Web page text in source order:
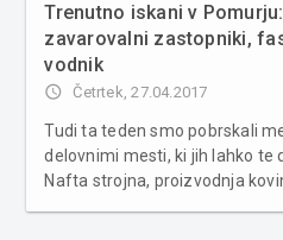
Trenutno iskani v
zavarovalni zastopniki,
vodnik
access_time Četrtek, 27.04.2017
Tudi ta teden smo pobrskali
delovnimi mesti, ki jih lahko te
Nafta strojna, proizvodnja